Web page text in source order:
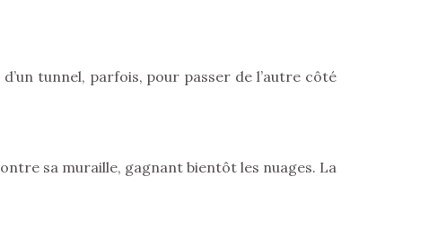
tunnel, parfois, pour passer de l’autre côté
sa muraille, gagnant bientôt les nuages. La